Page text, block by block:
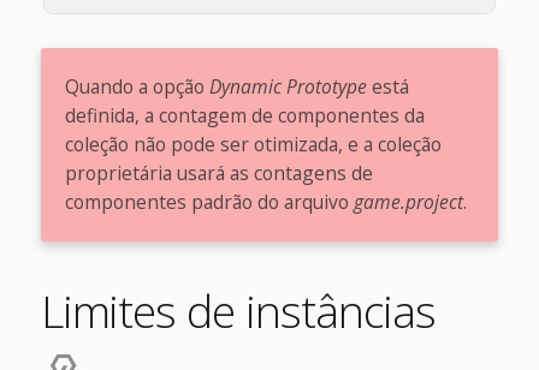
Quando a opçãoDynamic Prototypeestá
definida, a contagem de componentes da
coleção não pode ser otimizada, e a coleção
proprietária usará as contagens de
componentes padrão do arquivogame.project.
Limites de instâncias